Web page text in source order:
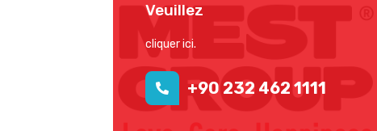
Veuillez
cliquer ici.
+90 232 462 1111